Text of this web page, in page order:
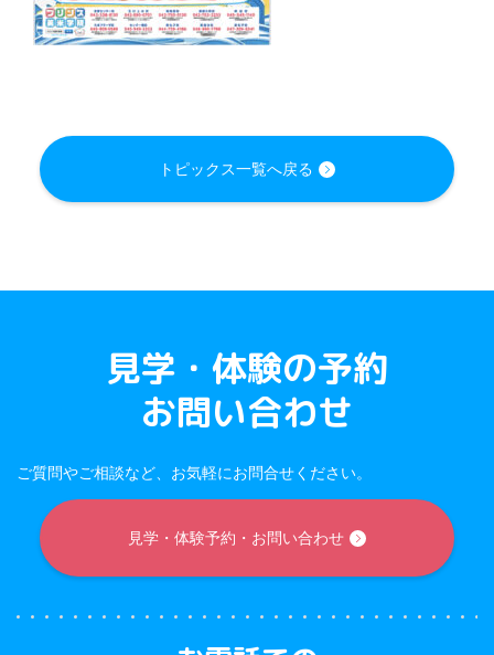
トピックス一覧へ戻る
見学・体験の予約
お問い合わせ
ご質問やご相談など、お気軽にお問合せください。
見学・体験予約・お問い合わせ